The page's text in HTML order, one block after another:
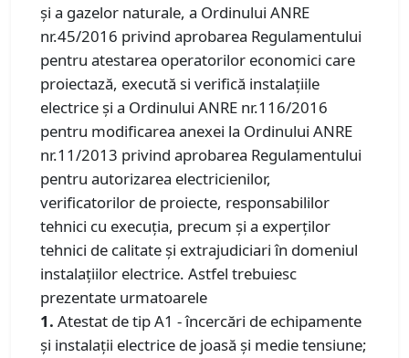
şi a gazelor naturale, a Ordinului ANRE
nr.45/2016 privind aprobarea Regulamentului
pentru atestarea operatorilor economici care
proiectază, execută si verifică instalațiile
electrice și a Ordinului ANRE nr.116/2016
pentru modificarea anexei la Ordinului ANRE
nr.11/2013 privind aprobarea Regulamentului
pentru autorizarea electricienilor,
verificatorilor de proiecte, responsabililor
tehnici cu execuţia, precum şi a experţilor
tehnici de calitate şi extrajudiciari în domeniul
instalaţiilor electrice. Astfel trebuiesc
prezentate urmatoarele
1. Atestat de tip A1 - încercări de echipamente
şi instalaţii electrice de joasă şi medie tensiune;